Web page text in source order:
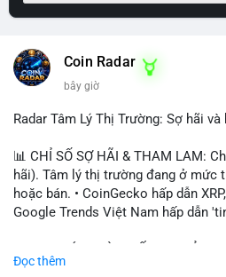
Coin Radar
bây giờ
Radar Tâm Lý Thị Trường: Sợ hãi
📊 CHỈ SỐ SỢ HÃI & THAM LAM:
hãi). Tâm lý thị trường đang ở mức
hoặc bán. • CoinGecko hấp dẫn
Google Trends Việt Nam hấp dẫn
ONDO, CASHCAT. • Chủ đề 'tô thị
Đọc thêm